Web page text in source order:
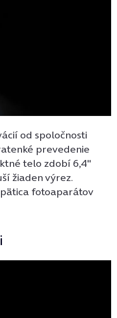
od spoločnosti
prevedenie
telo zdobí 6,4″
žiaden výrez.
fotoaparátov